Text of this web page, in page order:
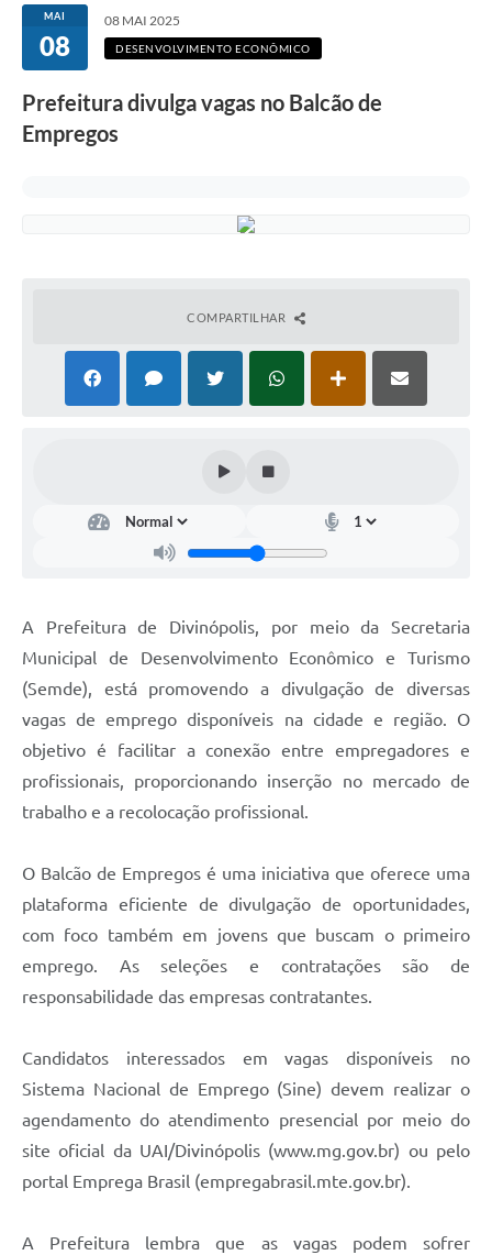
MAI
08
08 MAI 2025
DESENVOLVIMENTO ECONÔMICO
Prefeitura divulga vagas no Balcão de
Empregos
COMPARTILHAR
A Prefeitura de Divinópolis, por meio da Secretaria
Municipal de Desenvolvimento Econômico e Turismo
(Semde), está promovendo a divulgação de diversas
vagas de emprego disponíveis na cidade e região. O
objetivo é facilitar a conexão entre empregadores e
profissionais, proporcionando inserção no mercado de
trabalho e a recolocação profissional.
O Balcão de Empregos é uma iniciativa que oferece uma
plataforma eficiente de divulgação de oportunidades,
com foco também em jovens que buscam o primeiro
emprego. As seleções e contratações são de
responsabilidade das empresas contratantes.
Candidatos interessados em vagas disponíveis no
Sistema Nacional de Emprego (Sine) devem realizar o
agendamento do atendimento presencial por meio do
site oficial da UAI/Divinópolis (www.mg.gov.br) ou pelo
portal Emprega Brasil (empregabrasil.mte.gov.br).
A Prefeitura lembra que as vagas podem sofrer